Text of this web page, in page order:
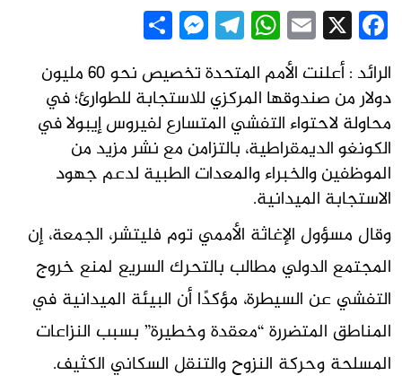
Facebook
X
Email
WhatsApp
Telegram
Messenger
الرائد : أعلنت الأمم المتحدة تخصيص نحو 60 مليون
دولار من صندوقها المركزي للاستجابة للطوارئ؛ في
محاولة لاحتواء التفشي المتسارع لفيروس إيبولا في
الكونغو الديمقراطية، بالتزامن مع نشر مزيد من
الموظفين والخبراء والمعدات الطبية لدعم جهود
الاستجابة الميدانية.
وقال مسؤول الإغاثة الأممي توم فليتشر، الجمعة، إن
المجتمع الدولي مطالب بالتحرك السريع لمنع خروج
التفشي عن السيطرة، مؤكدًا أن البيئة الميدانية في
المناطق المتضررة “معقدة وخطيرة” بسبب النزاعات
المسلحة وحركة النزوح والتنقل السكاني الكثيف.